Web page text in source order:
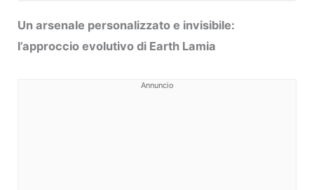
Un arsenale personalizzato e invisibile:
l’approccio evolutivo di Earth Lamia
Annuncio